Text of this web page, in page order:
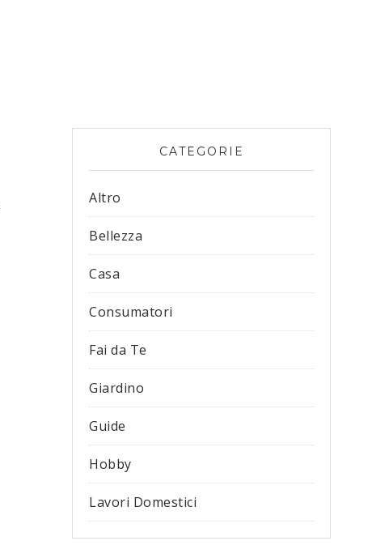
CATEGORIE
Altro
Bellezza
Casa
Consumatori
Fai da Te
Giardino
Guide
Hobby
Lavori Domestici